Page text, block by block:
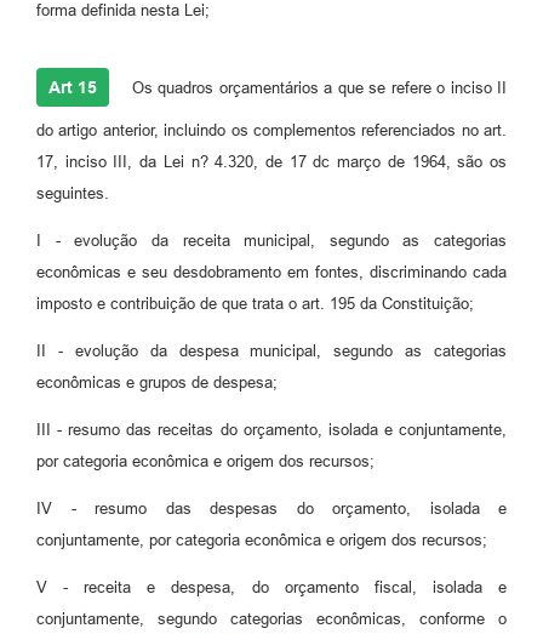
forma definida nesta Lei;
Art 15 Os quadros orçamentários a que se refere o inciso II
do artigo anterior, incluindo os complementos referenciados no art.
17, inciso III, da Lei n? 4.320, de 17 dc março de 1964, são os
seguintes.
I - evolução da receita municipal, segundo as categorias
econômicas e seu desdobramento em fontes, discriminando cada
imposto e contribuição de que trata o art. 195 da Constituição;
II - evolução da despesa municipal, segundo as categorias
econômicas e grupos de despesa;
III - resumo das receitas do orçamento, isolada e conjuntamente,
por categoria econômica e origem dos recursos;
IV - resumo das despesas do orçamento, isolada e
conjuntamente, por categoria econômica e origem dos recursos;
V - receita e despesa, do orçamento fiscal, isolada e
conjuntamente, segundo categorias econômicas, conforme o